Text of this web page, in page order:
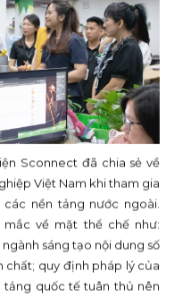
Sconnect đã chia sẻ về
Việt Nam khi tham gia
nền tảng nước ngoài.
về mặt thể chế như:
sáng tạo nội dung số
chất; quy định pháp lý của
quốc tế tuân thủ nên